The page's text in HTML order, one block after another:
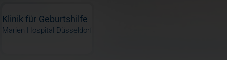
Klinik für Geburtshilfe
Marien Hospital Düsseldorf